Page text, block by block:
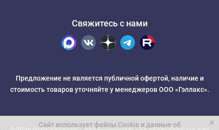
Свяжитесь с нами
Предложение не является публичной офертой, наличие и
стоимость товаров уточняйте у менеджеров ООО «Гэллакс».
Сайт использует файлы Cookie и данные об